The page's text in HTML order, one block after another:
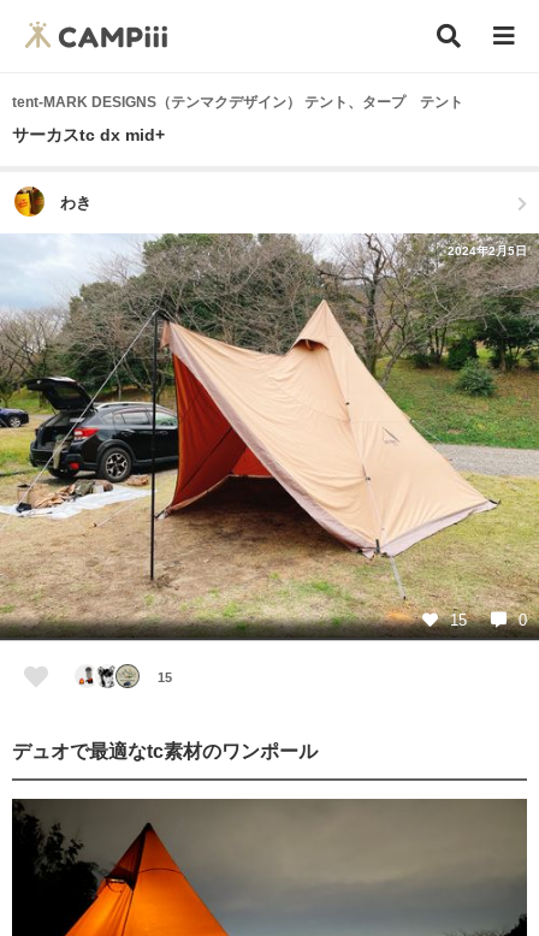
tent-MARK DESIGNS（テンマクデザイン） テント、タープ テント
サーカスtc dx mid+
わき
2024年2月5日
15 0
15
デュオで最適なtc素材のワンポール